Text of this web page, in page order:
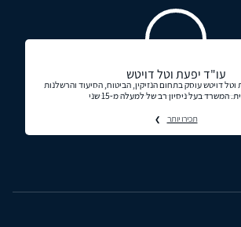
עו"ד יפעת וטל דויטש
וטל דויטש עוסק בתחום הנזיקין, הביטוח, הסיעוד והרשלנות
המשרד בעל ניסיון רב של למעלה מ-15 שני
תכירו יותר